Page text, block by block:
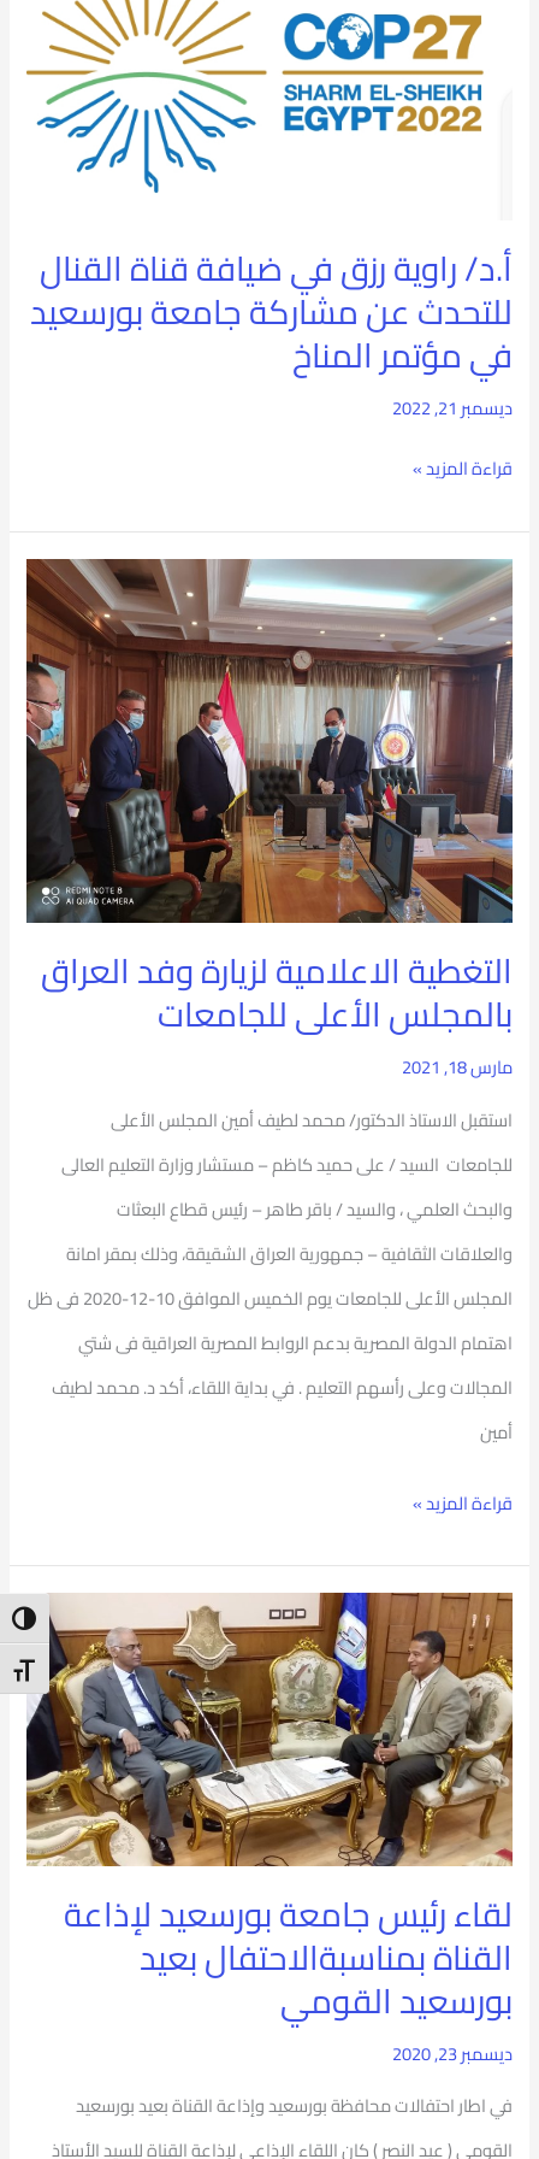
Size
أ.د/ راوية رزق في ضيافة قناة القنال
للتحدث عن مشاركة جامعة بورسعيد
في مؤتمر المناخ
ديسمبر 21, 2022
راوية
القنال
للتحدث
عن
مشاركة
جامعة
بورسعيد
مؤتمر
المناخ
قراءة المزيد »
التغطية الاعلامية لزيارة وفد العراق
بالمجلس الأعلى للجامعات
مارس 18, 2021
استقبل الاستاذ الدكتور/ محمد لطيف أمين المجلس الأعلى
للجامعات السيد / على حميد كاظم – مستشار وزارة التعليم العالى
والبحث العلمي ، والسيد / باقر طاهر – رئيس قطاع البعثات
والعلاقات الثقافية – جمهورية العراق الشقيقة، وذلك بمقر امانة
المجلس الأعلى للجامعات يوم الخميس الموافق 10-12-2020 فى ظل
اهتمام الدولة المصرية بدعم الروابط المصرية العراقية فى شتي
المجالات وعلى رأسهم التعليم . في بداية اللقاء، أكد د. محمد لطيف
أمين
التغطية
الاعلامية
لزيارة
وفد
العراق
بالمجلس
الأعلى
للجامعات
قراءة المزيد »
لقاء رئيس جامعة بورسعيد لإذاعة
القناة بمناسبةالاحتفال بعيد
بورسعيد القومي
ديسمبر 23, 2020
في اطار احتفالات محافظة بورسعيد وإذاعة القناة بعيد بورسعيد
القومي ( عيد النصر ) كان اللقاء الإذاعي لإذاعة القناة للسيد الأستاذ
لقاء
رئيس
جامعة
بورسعيد
لإذاعة
القناة
بعيد
بورسعيد
القومي